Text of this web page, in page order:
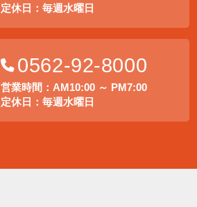
定休日：毎週水曜日
0562-92-8000
営業時間：AM10:00 ～ PM7:00
定休日：毎週水曜日